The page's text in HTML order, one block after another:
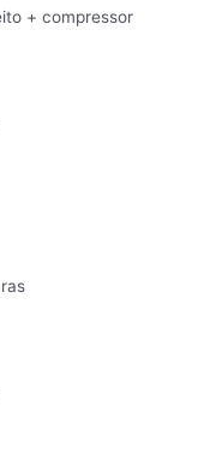
+ compressor